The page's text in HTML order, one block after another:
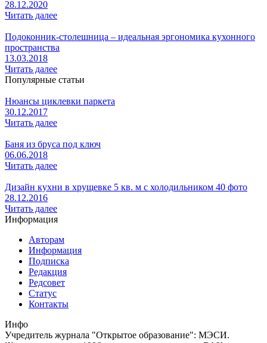
28.12.2020
Читать далее
Подоконник-столешница – идеальная эргономика кухонного
пространства
13.03.2018
Читать далее
Популярные статьи
Нюансы циклевки паркета
30.12.2017
Читать далее
Баня из бруса под ключ
06.06.2018
Читать далее
Дизайн кухни в хрущевке 5 кв. м с холодильником 40 фото
28.12.2016
Читать далее
Информация
Авторам
Информация
Подписка
Редакция
Редсовет
Статус
Контакты
Инфо
Учредитель журнала "Открытое образование": МЭСИ.